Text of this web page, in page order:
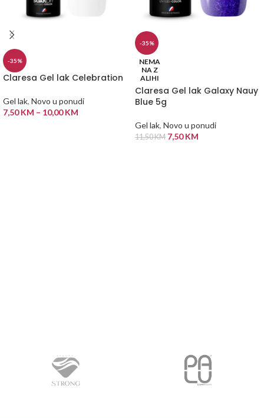
-35%
Claresa Gel lak Celebration
Gel lak, Novo u ponudi
7,50KM – 10,00KM
-35%
NEMA
NA Z
ALIHI
Claresa Gel lak Galaxy Nauy
Blue 5g
Gel lak, Novo u ponudi
11,50KM 7,50KM